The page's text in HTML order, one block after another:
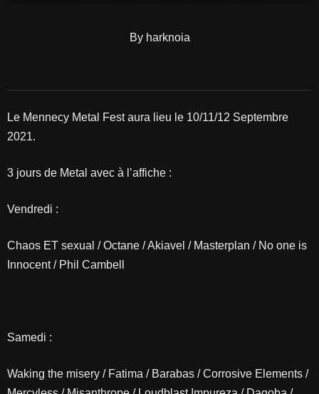
By harknoia
Le Mennecy Metal Fest aura lieu le 10/11/12 Septembre
2021.
3 jours de Metal avec à l’affiche :
Vendredi :
Chaos ET sexual / Octane / Akiavel / Masterplan / No one is
Innocent / Phil Cambell
Samedi :
Waking the misery / Fatima / Barabas / Corrosive Elements /